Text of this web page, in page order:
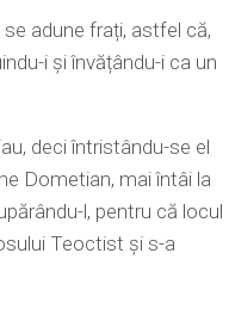
adune frați, astfel că,
i și învățându-i ca un
deci întristându-se el
Dometian, mai întâi la
l, pentru că locul
Teoctist și s-a